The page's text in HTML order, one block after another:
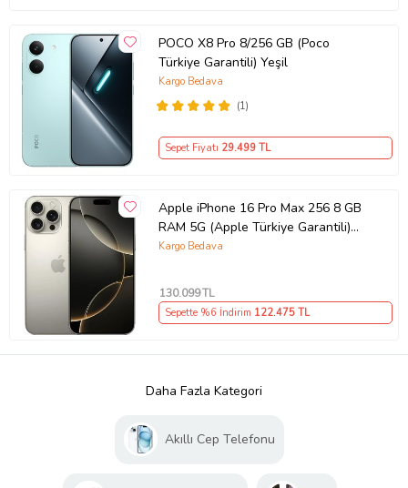
POCO X8 Pro 8/256 GB (Poco
Türkiye Garantili) Yeşil
(1)
Kargo Bedava
Sepet Fiyatı 29.499TL
Apple iPhone 16 Pro Max 256 8 GB
RAM 5G (Apple Türkiye Garantili)
(Naturel)
Kargo Bedava
130.099TL
Sepette %6 İndirim 122.475TL
Daha Fazla Kategori
Akıllı Cep Telefonu